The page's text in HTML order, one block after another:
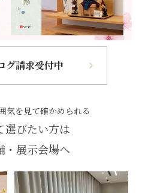
グ請求受付中
気を見て確かめられる
選びたい方は
・展示会場へ